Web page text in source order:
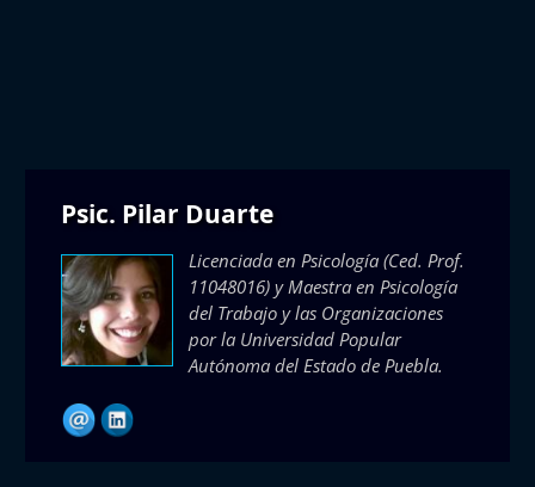
Psic. Pilar Duarte
Licenciada en Psicología (Ced. Prof.
11048016) y Maestra en Psicología
del Trabajo y las Organizaciones
por la Universidad Popular
Autónoma del Estado de Puebla.